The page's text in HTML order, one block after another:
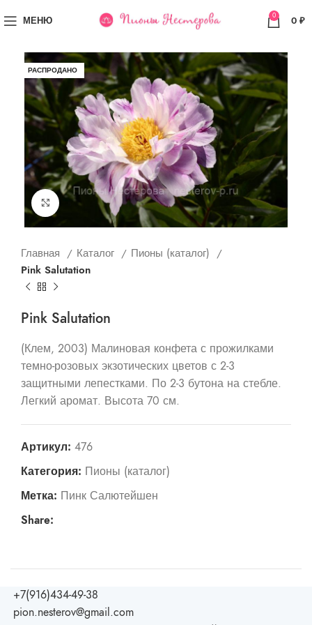
МЕНЮ 0 0 ₽
РАСПРОДАНО
Увеличить
Главная Каталог
Пионы (каталог)
Pink Salutation
Pink Salutation
(Клем, 2003) Малиновая конфета с прожилками
темно-розовых экзотических цветов с 2-3
защитными лепестками. По 2-3 бутона на стебле.
Легкий аромат. Высота 70 см.
Артикул: 476
Категория: Пионы (каталог)
Метка: Пинк Салютейшен
Share:
+7(916)434-49-38
pion.nesterov@gmail.com